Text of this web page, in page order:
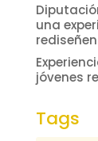
una
jóvenes
Tags